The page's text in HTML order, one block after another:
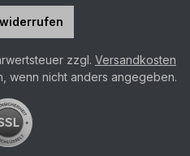
zzgl. Versandkosten
wenn nicht anders angegeben.